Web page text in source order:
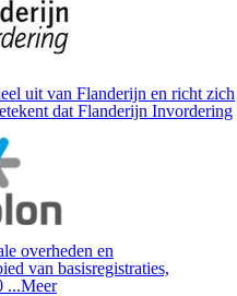
uit van Flanderijn en richt zich
dat Flanderijn Invordering
overheden en
van basisregistraties,
...Meer